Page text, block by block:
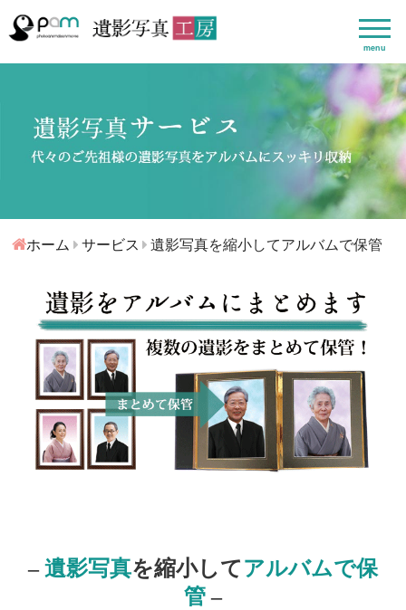
menu
ホーム サービス 遺影写真を縮小してアルバムで保管
–遺影写真を縮小してアルバムで保
管–